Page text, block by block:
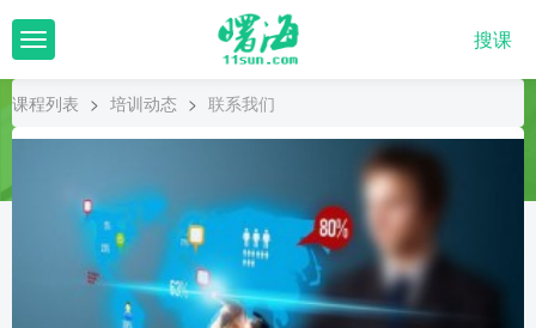
T
o
g
l
搜课
课程列表 > 培训动态 > 联系我们